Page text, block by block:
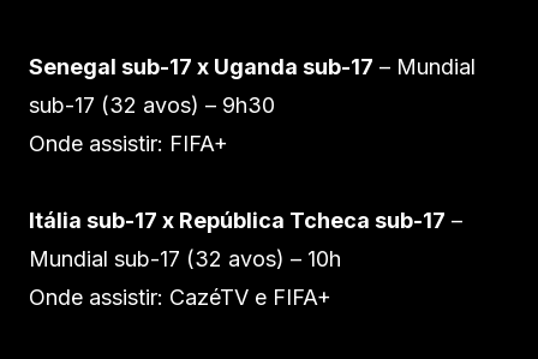
Senegal sub-17 x Uganda sub-17 – Mundial
sub-17 (32 avos) – 9h30
Onde assistir: FIFA+
Itália sub-17 x República Tcheca sub-17 –
Mundial sub-17 (32 avos) – 10h
Onde assistir: CazéTV e FIFA+